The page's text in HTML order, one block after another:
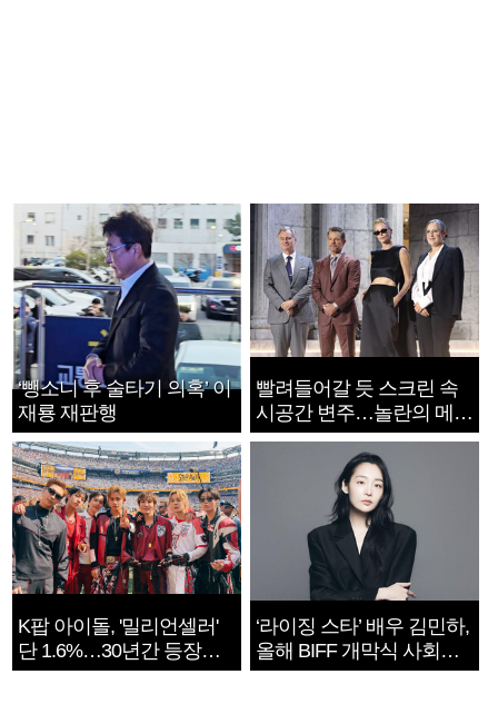
‘뺑소니 후 술타기 의혹’ 이
재룡 재판행
빨려들어갈 듯 스크린 속
시공간 변주…놀란의 메시
지는 ‘전쟁 속죄’
K팝 아이돌, '밀리언셀러'
단 1.6%…30년간 등장
1182개팀 전수조사
‘라이징 스타’ 배우 김민하,
올해 BIFF 개막식 사회자
확정